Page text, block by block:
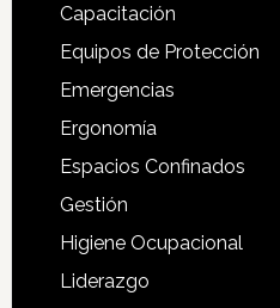
Capacitación
Equipos de Protección
Emergencias
Ergonomía
Espacios Confinados
Gestión
Higiene Ocupacional
Liderazgo